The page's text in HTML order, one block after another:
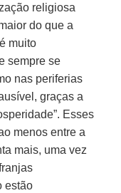
religiosa
do que a
muito
sempre se
nas periferias
graças a
Esses
menos entre a
mais, uma vez
estão